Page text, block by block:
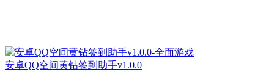
安卓QQ空间黄钻签到助手v1.0.0